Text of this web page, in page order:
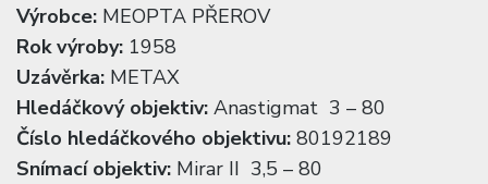
Výrobce: MEOPTA PŘEROV
Rok výroby: 1958
Uzávěrka: METAX
Hledáčkový objektiv: Anastigmat 3 – 80
Číslo hledáčkového objektivu: 80192189
Snímací objektiv: Mirar II 3,5 – 80